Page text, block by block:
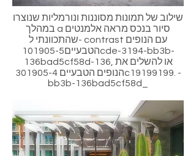
שילוב של תמונות מסוננות ונורמליות שנוצרו
במהלך a סיור בנכס מראה אלמנטים
שהתכוונתי ל- contrast עם הנופים
הטבעיים101905-5cde-3194-bb3b-
136bad5cf58d-136, או להשלים את
הנופים הטבעיים 301905-4c19199199. -
bb3b-136bad5cf58d_